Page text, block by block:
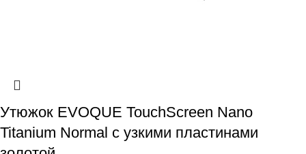
Утюжок EVOQUE TouchScreen Nano
Titanium Normal с узкими пластинами